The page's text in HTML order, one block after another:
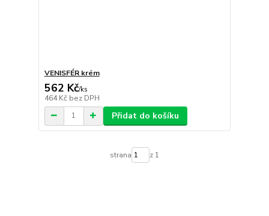
VENISFÉR krém
562 Kč/ks
464 Kč bez DPH
Přidat do košíku
strana z 1